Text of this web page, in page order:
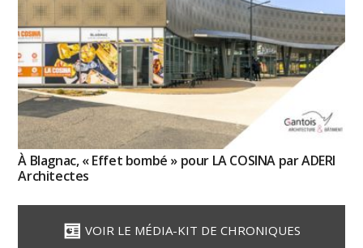
À Blagnac, « Effet bombé » pour LA COSINA par ADERI
Architectes
VOIR LE MÉDIA-KIT DE CHRONIQUES